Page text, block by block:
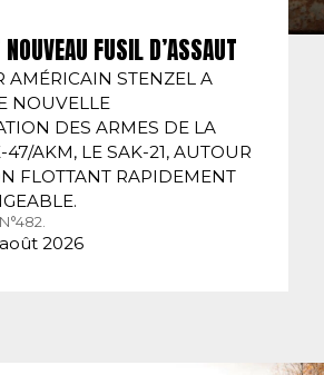
NOUVEAU FUSIL D’ASSAUT
AMÉRICAIN STENZEL A
NOUVELLE
DES ARMES DE LA
AKM, LE SAK-21, AUTOUR
FLOTTANT RAPIDEMENT
2026